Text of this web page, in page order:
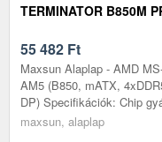
TERMINATOR B850M
55 482 Ft
Maxsun Alaplap - AMD
AM5 (B850, mATX,
DP) Specifikációk: Chip
maxsun, alaplap